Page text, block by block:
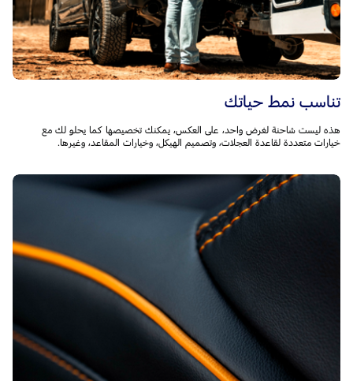
تناسب نمط حياتك
هذه ليست شاحنة لغرض واحد، على العكس، يمكنك تخصيصها كما يحلو لك مع
خيارات متعددة لقاعدة العجلات، وتصميم الهيكل، وخيارات المقاعد، وغيرها.